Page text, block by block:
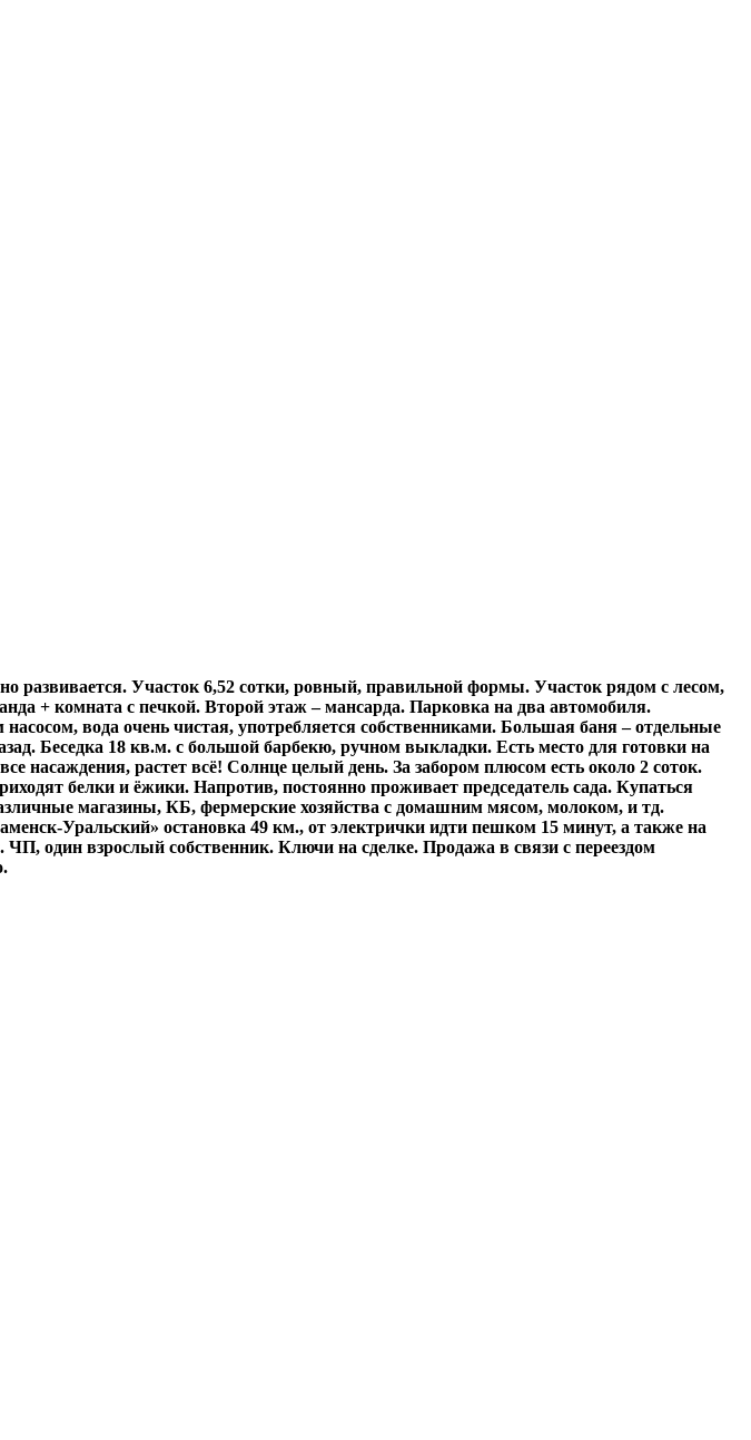
развивается. Участок 6,52 сотки, ровный, правильной формы. Участок рядом с лесом,
+ комната с печкой. Второй этаж – мансарда. Парковка на два автомобиля.
вода очень чистая, употребляется собственниками. Большая баня – отдельные
Беседка 18 кв.м. с большой барбекю, ручном выкладки. Есть место для готовки на
насаждения, растет всё! Солнце целый день. За забором плюсом есть около 2 соток.
белки и ёжики. Напротив, постоянно проживает председатель сада. Купаться
магазины, КБ, фермерские хозяйства с домашним мясом, молоком, и тд.
Уральский» остановка 49 км., от электрички идти пешком 15 минут, а также на
один взрослый собственник. Ключи на сделке. Продажа в связи с переездом